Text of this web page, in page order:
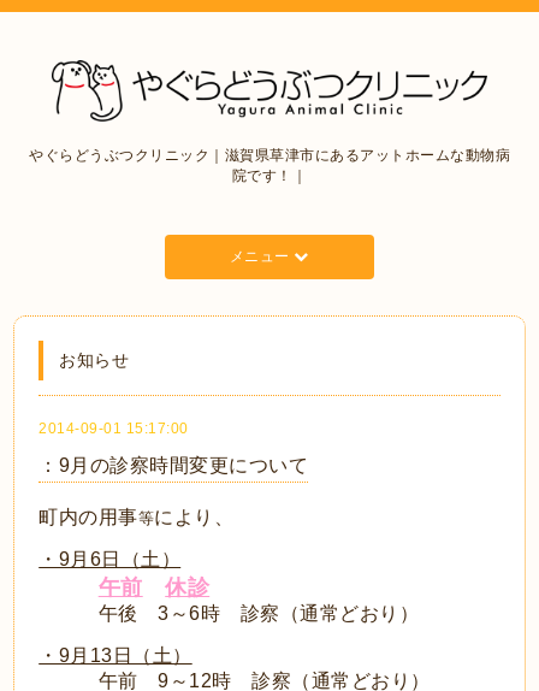
やぐらどうぶつクリニック｜滋賀県草津市にあるアットホームな動物病
院です！｜
メニュー
お知らせ
2014-09-01 15:17:00
：9月の診察時間変更について
町内の用事等により、
・9月6日（土）
午前 休診
午後 3～6時 診察（通常どおり）
・9月13日（土）
午前 9～12時 診察（通常どおり）